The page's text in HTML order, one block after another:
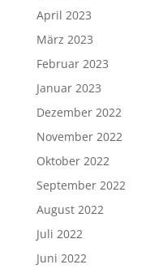
April 2023
März 2023
Februar 2023
Januar 2023
Dezember 2022
November 2022
Oktober 2022
September 2022
August 2022
Juli 2022
Juni 2022